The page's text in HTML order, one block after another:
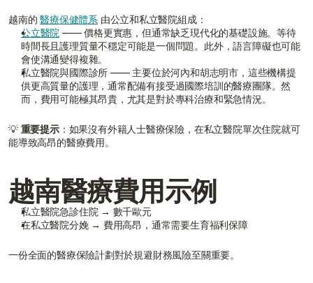
越南的 醫療保健體系 由公立和私立醫院組成：
公立醫院 —— 價格更實惠，但通常缺乏現代化的基礎設施。等待
時間長且護理質量不穩定可能是一個問題。此外，語言障礙也可能
會使溝通變得複雜。
私立醫院與國際診所 —— 主要位於河內和胡志明市，這些機構提
供更高質量的護理，通常配備有接受過國際培訓的醫療團隊。然
而，費用可能極其昂貴，尤其是對於專科治療和緊急情況。
💡 重要提示：如果沒有外籍人士醫療保險，在私立醫院單次住院就可
能導致高昂的醫療費用。
越南醫療費用示例
私立醫院急診住院 → 數千歐元
在私立醫院分娩 → 費用高昂，通常需要生育福利保障
一份全面的醫療保險計劃對於規避財務風險至關重要。